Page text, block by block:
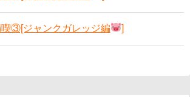
③[ジャンクガレッジ編 ]